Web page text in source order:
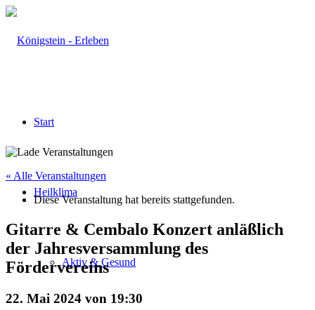
Start
Heilklima
Aktiv & Gesund
« Alle Veranstaltungen
Diese Veranstaltung hat bereits stattgefunden.
Gitarre & Cembalo Konzert anläßlich
der Jahresversammlung des
Fördervereins
22. Mai 2024 von 19:30